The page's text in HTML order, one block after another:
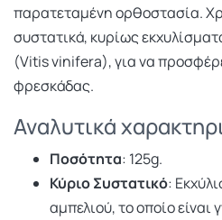
παρατεταμένη ορθοστασία.
συστατικά, κυρίως
(Vitis vinifera), για να
φρεσκάδας.
Αναλυτικά
Ποσότητα: 125g.
Κύριο Συστατικό:
αμπελιού, το οποίο είναι